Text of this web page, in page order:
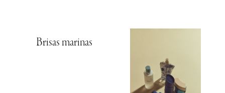
Brisas marinas